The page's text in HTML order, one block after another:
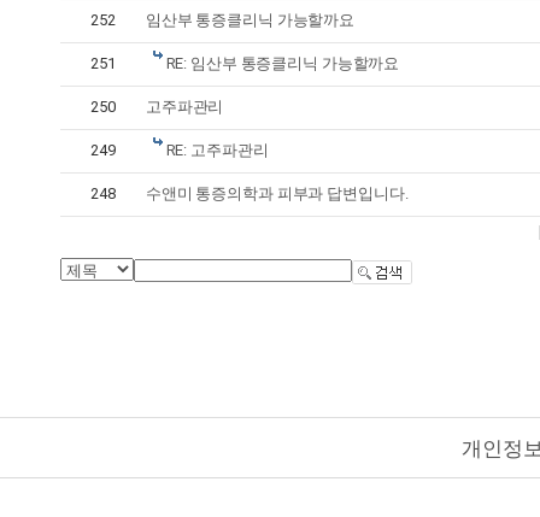
252 임산부 통증클리닉 가능할까요
251 RE: 임산부 통증클리닉 가능할까요
250 고주파관리
249 RE: 고주파관리
248 수앤미 통증의학과 피부과 답변입니다.
개인정